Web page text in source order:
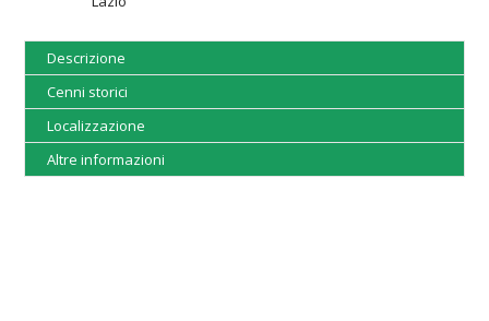
Descrizione
Cenni storici
Localizzazione
Altre informazioni